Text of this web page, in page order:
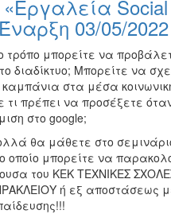
Social
03/05/2022
τρόπο μπορείτε να
διαδίκτυο; Μπορείτε να
καμπάνια στα μέσα
τι πρέπει να προσέξετε
στο google;
θα μάθετε στο
οποίο μπορείτε να
του ΚΕΚ ΤΕΧΝΙΚΕΣ
ή εξ αποστάσεως